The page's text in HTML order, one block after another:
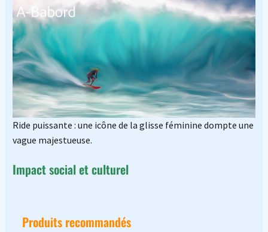
Ride puissante : une icône de la glisse féminine dompte une
vague majestueuse.
Impact social et culturel
Produits recommandés